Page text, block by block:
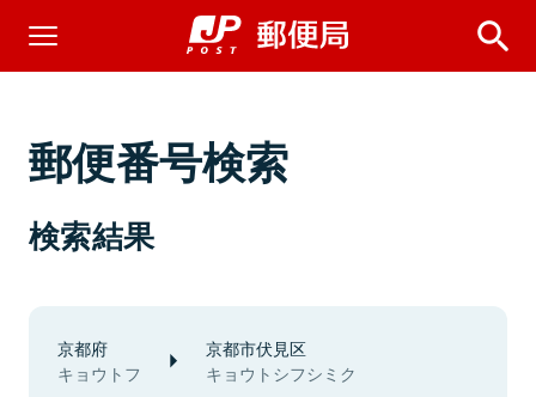
郵便番号検索
検索結果
京都府
キョウトフ
京都市伏見区
キョウトシフシミク